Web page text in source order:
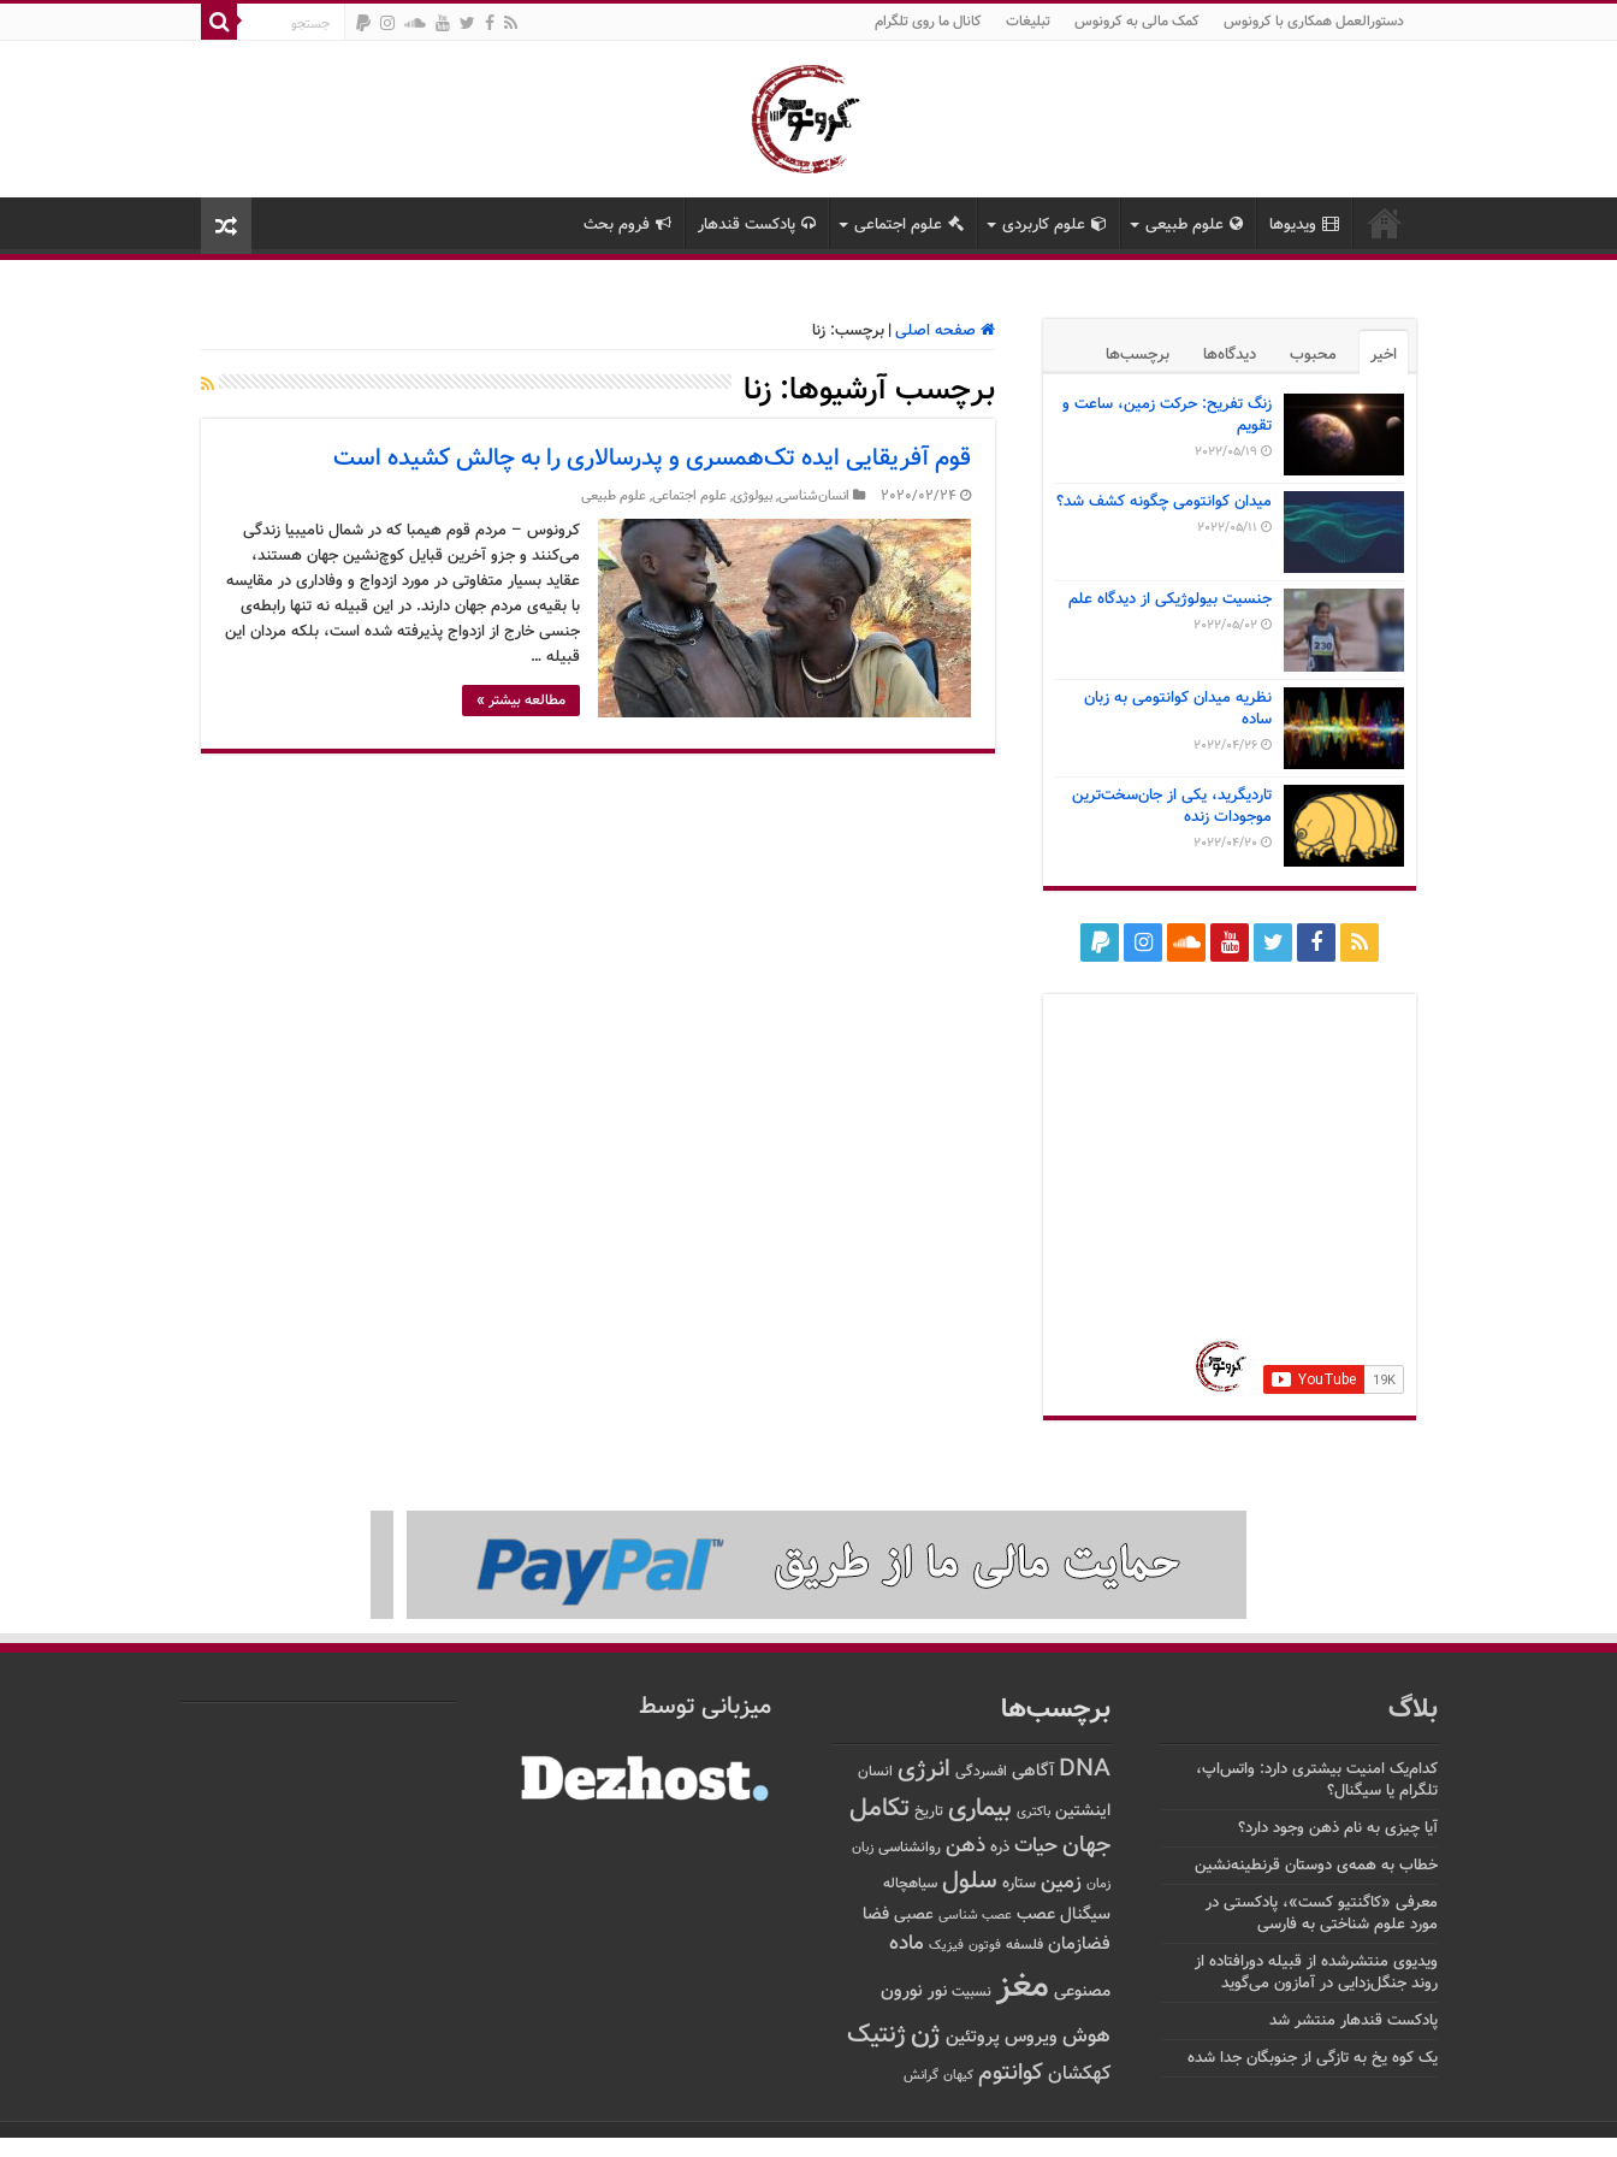
دستورالعمل همکاری با کرونوس کمک مالی به کرونوس تبلیغات کانال ما روی تلگرام
ویدیوها علوم طبیعی علوم کاربردی علوم اجتماعی پادکست قندهار فروم بحث
صفحه اصلی| برچسب: زنا
برچسب آرشیوها: زنا
قوم آفریقایی ایده تک‌همسری و پدرسالاری را به چالش کشیده است
2020/02/24 انسان‌شناسی,بیولوژی,علوم اجتماعی,علوم طبیعی
کرونوس – مردم قوم هیمبا که در شمال نامیبیا زندگی
می‌کنند و جزو آخرین قبایل کوچ‌نشین جهان هستند،
عقاید بسیار متفاوتی در مورد ازدواج و وفاداری در مقایسه
با بقیه‌ی مردم جهان دارند. در این قبیله نه تنها رابطه‌ی
جنسی خارج از ازدواج پذیرفته شده است، بلکه مردان این
قبیله …
مطالعه بیشتر »
اخیر محبوب دیدگاه‌ها برچسب‌ها
زنگ تفریح: حرکت زمین، ساعت و
تقویم
2022/05/19
میدان کوانتومی چگونه کشف شد؟
2022/05/11
جنسیت بیولوژیکی از دیدگاه علم
2022/05/02
نظریه میدان کوانتومی به زبان
ساده
2022/04/26
تاردیگرید، یکی از جان‌سخت‌ترین
موجودات زنده
2022/04/20
بلاگ
کدام‌یک امنیت بیشتری دارد: واتس‌اپ،
تلگرام یا سیگنال؟
آیا چیزی به نام ذهن وجود دارد؟
خطاب به همه‌ی دوستان قرنطینه‌نشین
معرفی «کاگنتیو کست»، پادکستی در
مورد علوم شناختی به فارسی
ویدیوی منتشرشده از قبیله دورافتاده‌ از
روند جنگل‌زدایی در آمازون می‌گوید
پادکست قندهار منتشر شد
یک کوه یخ به تازگی از جنوبگان جدا شده
برچسب‌ها
DNA آگاهی افسردگی انرژی انسان
اینشتین باکتری بیماری تاریخ تکامل
جهانحیات ذره ذهن روانشناسی زبان
زمان زمین ستاره سلول سیاهچاله
سیگنالعصب عصب شناسی عصبی فضا
فضازمان فلسفه فوتون فیزیک ماده
مصنوعی مغز نسبیت نور نورون
هوش ویروس پروتئین ژنژنتیک
کهکشانکوانتوم کیهان گرانش
میزبانی توسط